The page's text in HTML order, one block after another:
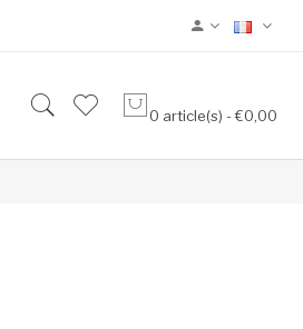
0 article(s) - €0,00